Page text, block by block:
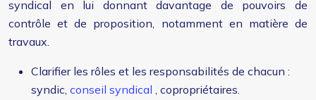
syndical en lui donnant davantage de pouvoirs de
contrôle et de proposition, notamment en matière de
travaux.
Clarifier les rôles et les responsabilités de chacun :
syndic, conseil syndical , copropriétaires.